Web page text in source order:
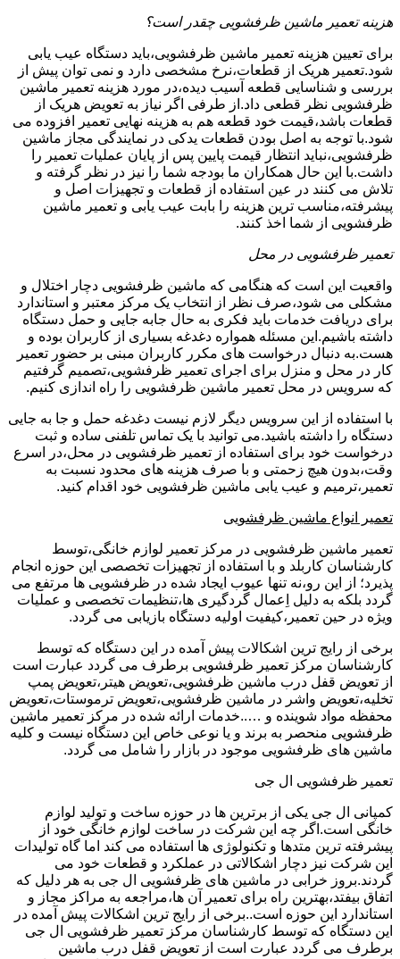
هزینه تعمیر ماشین ظرفشویی چقدر است؟
برای تعیین هزینه تعمیر ماشین ظرفشویی،باید دستگاه عیب یابی
شود.تعمیر هریک از قطعات،نرخ مشخصی دارد و نمی توان پیش از
بررسی و شناسایی قطعه آسیب دیده،در مورد هزینه تعمیر ماشین
ظرفشویی نظر قطعی داد.از طرفی اگر نیاز به تعویض هریک از
قطعات باشد،قیمت خود قطعه هم به هزینه نهایی تعمیر افزوده می
شود.با توجه به اصل بودن قطعات یدکی در نمایندگی مجاز ماشین
ظرفشویی،نباید انتظار قیمت پایین پس از پایان عملیات تعمیر را
داشت.با این حال همکاران ما بودجه شما را نیز در نظر گرفته و
تلاش می کنند در عین استفاده از قطعات و تجهیزات اصل و
پیشرفته،مناسب ترین هزینه را بابت عیب یابی و تعمیر ماشین
ظرفشویی از شما اخذ کنند.
تعمیر ظرفشویی در محل
واقعیت این است که هنگامی که ماشین ظرفشویی دچار اختلال و
مشکلی می شود،صرف نظر از انتخاب یک مرکز معتبر و استاندارد
برای دریافت خدمات باید فکری به حال جابه جایی و حمل دستگاه
داشته باشیم.این مسئله همواره دغدغه بسیاری از کاربران بوده و
هست.به دنبال درخواست های مکرر کاربران مبنی بر حضور تعمیر
کار در محل و منزل برای اجرای تعمیر ظرفشویی،تصمیم گرفتیم
که سرویس در محل تعمیر ماشین ظرفشویی را راه اندازی کنیم.
با استفاده از این سرویس دیگر لازم نیست دغدغه حمل و جا به جایی
دستگاه را داشته باشید.می توانید با یک تماس تلفنی ساده و ثبت
درخواست خود برای استفاده از تعمیر ظرفشویی در محل،در اسرع
وقت،بدون هیچ زحمتی و با صرف هزینه های محدود نسبت به
تعمیر،ترمیم و عیب یابی ماشین ظرفشویی خود اقدام کنید.
تعمیر انواع ماشین ظرفشویی
تعمیر ماشین ظرفشویی در مرکز تعمیر لوازم خانگی،توسط
کارشناسان کاربلد و با استفاده از تجهیزات تخصصی این حوزه انجام
پذیرد؛ از این رو،نه تنها عیوب ایجاد شده در ظرفشویی ها مرتفع می
گردد بلکه به دلیل اِعمال گردگیری ها،تنظیمات تخصصی و عملیات
ویژه در حین تعمیر،کیفیت اولیه دستگاه بازیابی می گردد.
برخی از رایج ترین اشکالات پیش آمده در این دستگاه که توسط
کارشناسان مرکز تعمیر ظرفشویی برطرف می گردد عبارت است
از تعویض قفل درب ماشین ظرفشویی،تعویض هیتر،تعویض پمپ
تخلیه،تعویض واشر در ماشین ظرفشویی،تعویض ترموستات،تعویض
محفظه مواد شوینده و …..خدمات ارائه شده در مرکز تعمیر ماشین
ظرفشویی منحصر به برند و یا نوعی خاص این دستگاه نیست و کلیه
ماشین های ظرفشویی موجود در بازار را شامل می گردد.
تعمیر ظرفشویی ال جی
کمپانی ال جی یکی از برترین ها در حوزه ساخت و تولید لوازم
خانگی است.اگر چه این شرکت در ساخت لوازم خانگی خود از
پیشرفته ترین متدها و تکنولوژی ها استفاده می کند اما گاه تولیدات
این شرکت نیز دچار اشکالاتی در عملکرد و قطعات خود می
گردند.بروز خرابی در ماشین های ظرفشویی ال جی به هر دلیل که
اتفاق بیفتد،بهترین راه برای تعمیر آن ها،مراجعه به مراکز مجاز و
استاندارد این حوزه است..برخی از رایج ترین اشکالات پیش آمده در
این دستگاه که توسط کارشناسان مرکز تعمیر ظرفشویی ال جی
برطرف می گردد عبارت است از تعویض قفل درب ماشین